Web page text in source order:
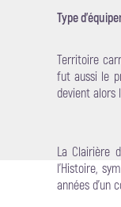
Type
Territoire
fut aussi le
devient alors
La Clairière
l’Histoire,
années d’un